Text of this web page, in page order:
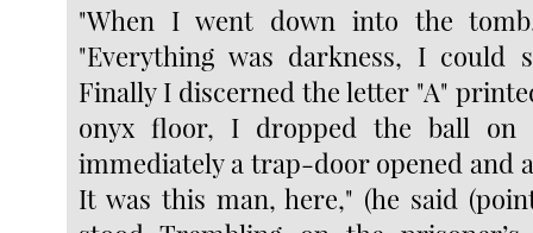
"When I went down into the
"Everything was darkness, I could
Finally I discerned the letter "A"
onyx floor, I dropped the ball on
immediately a trap-door opened and
It was this man, here," (he said